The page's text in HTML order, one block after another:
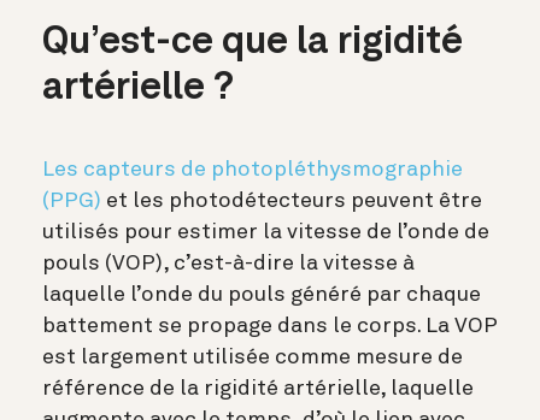
Qu’est-ce que la rigidité
artérielle ?
Les capteurs de photopléthysmographie
(PPG) et les photodétecteurs peuvent être
utilisés pour estimer la vitesse de l’onde de
pouls (VOP), c’est-à-dire la vitesse à
laquelle l’onde du pouls généré par chaque
battement se propage dans le corps. La VOP
est largement utilisée comme mesure de
référence de la rigidité artérielle, laquelle